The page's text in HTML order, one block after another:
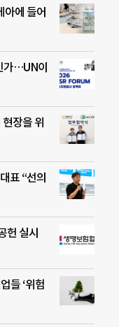
에 들어
가…UN이
장을 위
표 “선의
헌 실시
들 ‘위험